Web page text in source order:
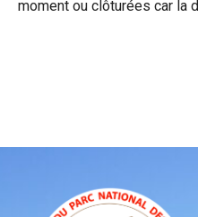
moment ou clôturées car la